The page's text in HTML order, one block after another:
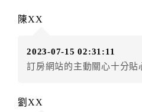
房者應補足差額。（限原訂飯
房者不得要求退其差額。（限
額12個月
陳XX
2023-07-15 02:31:11
訂房網站的主動關心十分貼
劉XX